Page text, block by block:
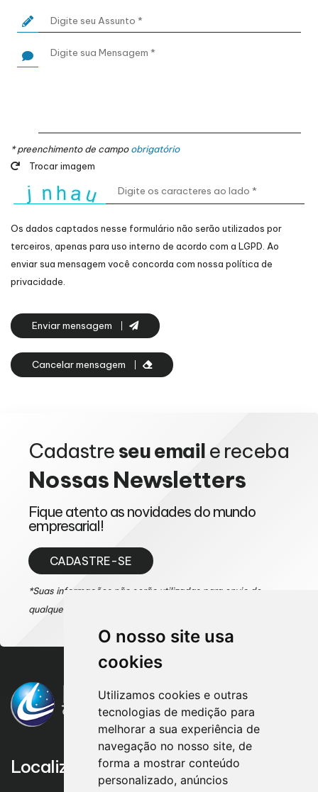
O nosso site usa
cookies
Utilizamos cookies e outras
tecnologias de medição para
melhorar a sua experiência de
navegação no nosso site, de
forma a mostrar conteúdo
personalizado, anúncios
* preenchimento de campoobrigatório
Trocar imagem
Os dados captados nesse formulário não serão utilizados por
terceiros, apenas para uso interno de acordo com a LGPD . Ao
enviar sua mensagem você concorda com nossa política de
privacidade.
Enviar mensagem
Cancelar mensagem
Cadastre seu email e receba
Nossas Newsletters
Fique atento as novidades do mundo
empresarial!
CADASTRE-SE
*Suas informações não serão utilizadas para envio de
qualquer tipo de mensagem de SPAM.
Localização